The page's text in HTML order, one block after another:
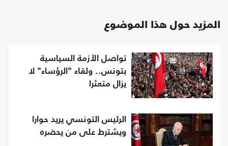
المزيد حول هذا الموضوع
تواصل الأزمة السياسية
بتونس.. ولقاء "الرؤساء" لا
يزال متعثرا
الرئيس التونسي يريد حوارا
ويشترط على من يحضره